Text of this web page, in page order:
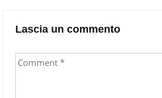
Lascia un commento